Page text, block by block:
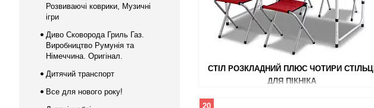
СТІЛ РОЗКЛАДНИЙ ПЛЮС ЧОТИРИ СТІЛЬЦІ
ДЛЯ ПІКНІКА
20
Розвиваючі коврики, Музичні
ігри
Диво Сковорода Гриль Газ.
Виробництво Румунія та
Німеччина. Оригінал.
Дитячий транспорт
Все для нового року!